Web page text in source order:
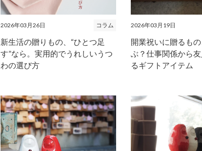
2026年03月26日 コラム
新生活の贈りもの、“ひとつ足
す”なら。実用的でうれしいうつ
わの選び方
2026年03月19日
開業祝いに贈るも
ぶ？仕事関係から
るギフトアイテム